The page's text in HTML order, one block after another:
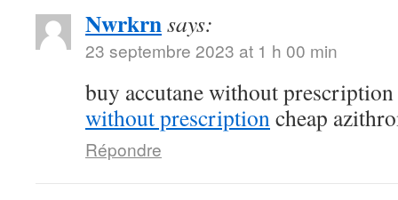
Nwrkrnsays:
23 septembre 2023 at 1 h 00 min
buy accutane without prescription
without prescriptioncheap
Répondre